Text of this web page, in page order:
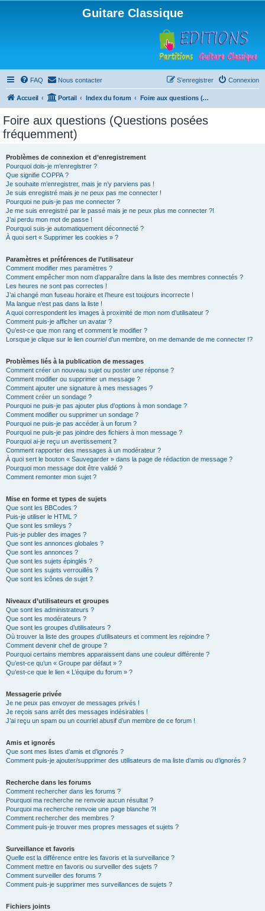
Guitare Classique
FAQ Nous contacter Connexion
S’enregistrer
Accueil Portail Index du forum Foire aux questions (Questions posées fréquemment)
Foire aux questions (Questions posées
fréquemment)
Problèmes de connexion et d’enregistrement
Pourquoi dois-je m’enregistrer ?
Que signifie COPPA ?
Je souhaite m’enregistrer, mais je n’y parviens pas !
Je suis enregistré mais je ne peux pas me connecter !
Pourquoi ne puis-je pas me connecter ?
Je me suis enregistré par le passé mais je ne peux plus me connecter ?!
J’ai perdu mon mot de passe !
Pourquoi suis-je automatiquement déconnecté ?
À quoi sert « Supprimer les cookies » ?
Paramètres et préférences de l’utilisateur
Comment modifier mes paramètres ?
Comment empêcher mon nom d’apparaître dans la liste des membres connectés ?
Les heures ne sont pas correctes !
J’ai changé mon fuseau horaire et l’heure est toujours incorrecte !
Ma langue n’est pas dans la liste !
A quoi correspondent les images à proximité de mon nom d’utilisateur ?
Comment puis-je afficher un avatar ?
Qu’est-ce que mon rang et comment le modifier ?
Lorsque je clique sur le lien courrield’un membre, on me demande de me connecter !?
Problèmes liés à la publication de messages
Comment créer un nouveau sujet ou poster une réponse ?
Comment modifier ou supprimer un message ?
Comment ajouter une signature à mes messages ?
Comment créer un sondage ?
Pourquoi ne puis-je pas ajouter plus d’options à mon sondage ?
Comment modifier ou supprimer un sondage ?
Pourquoi ne puis-je pas accéder à un forum ?
Pourquoi ne puis-je pas joindre des fichiers à mon message ?
Pourquoi ai-je reçu un avertissement ?
Comment rapporter des messages à un modérateur ?
À quoi sert le bouton « Sauvegarder » dans la page de rédaction de message ?
Pourquoi mon message doit être validé ?
Comment remonter mon sujet ?
Mise en forme et types de sujets
Que sont les BBCodes ?
Puis-je utiliser le HTML ?
Que sont les smileys ?
Puis-je publier des images ?
Que sont les annonces globales ?
Que sont les annonces ?
Que sont les sujets épinglés ?
Que sont les sujets verrouillés ?
Que sont les icônes de sujet ?
Niveaux d’utilisateurs et groupes
Que sont les administrateurs ?
Que sont les modérateurs ?
Que sont les groupes d’utilisateurs ?
Où trouver la liste des groupes d’utilisateurs et comment les rejoindre ?
Comment devenir chef de groupe ?
Pourquoi certains membres apparaissent dans une couleur différente ?
Qu’est-ce qu’un « Groupe par défaut » ?
Qu’est-ce que le lien « L’équipe du forum » ?
Messagerie privée
Je ne peux pas envoyer de messages privés !
Je reçois sans arrêt des messages indésirables !
J’ai reçu un spam ou un courriel abusif d’un membre de ce forum !
Amis et ignorés
Que sont mes listes d’amis et d’ignorés ?
Comment puis-je ajouter/supprimer des utilisateurs de ma liste d’amis ou d’ignorés ?
Recherche dans les forums
Comment rechercher dans les forums ?
Pourquoi ma recherche ne renvoie aucun résultat ?
Pourquoi ma recherche renvoie une page blanche ?!
Comment rechercher des membres ?
Comment puis-je trouver mes propres messages et sujets ?
Surveillance et favoris
Quelle est la différence entre les favoris et la surveillance ?
Comment mettre en favoris ou surveiller des sujets ?
Comment surveiller des forums ?
Comment puis-je supprimer mes surveillances de sujets ?
Fichiers joints